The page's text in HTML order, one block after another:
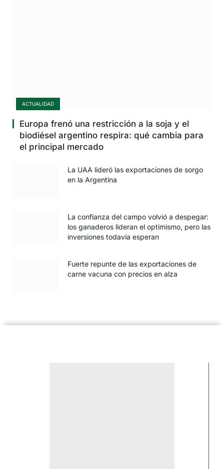
ACTUALIDAD
Europa frenó una restricción a la soja y el
biodiésel argentino respira: qué cambia para
el principal mercado
La UAA lideró las exportaciones de sorgo
en la Argentina
La confianza del campo volvió a despegar:
los ganaderos lideran el optimismo, pero las
inversiones todavía esperan
Fuerte repunte de las exportaciones de
carne vacuna con precios en alza